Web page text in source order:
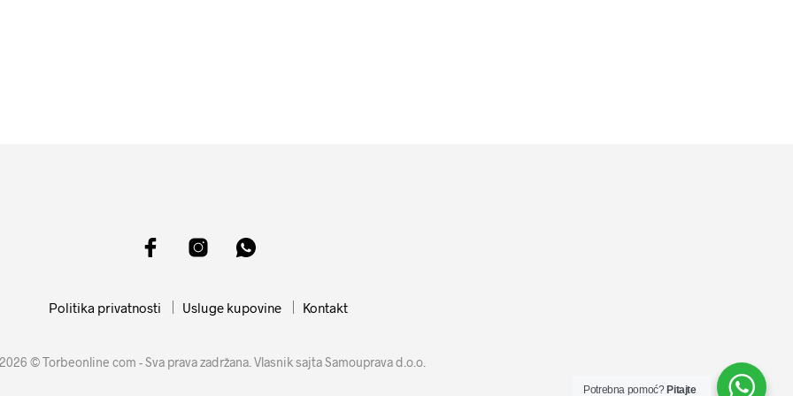
Politika privatnosti Usluge kupovine Kontakt
© Torbeonline com - Sva prava zadržana. Vlasnik sajta Samouprava d.o.o.
Potrebna pomoć? Pitajte